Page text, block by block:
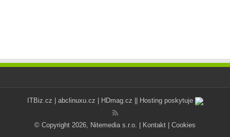
ITBiz.cz abclinuxu.cz HDmag.cz || Hosting poskytuje
© Copyright 2026, Nitemedia s.r.o. | Kontakt Cookies